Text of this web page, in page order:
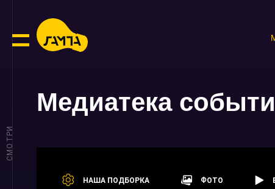
Медиатека
НАША ПОДБОРКА ФОТО
СМОТРИ